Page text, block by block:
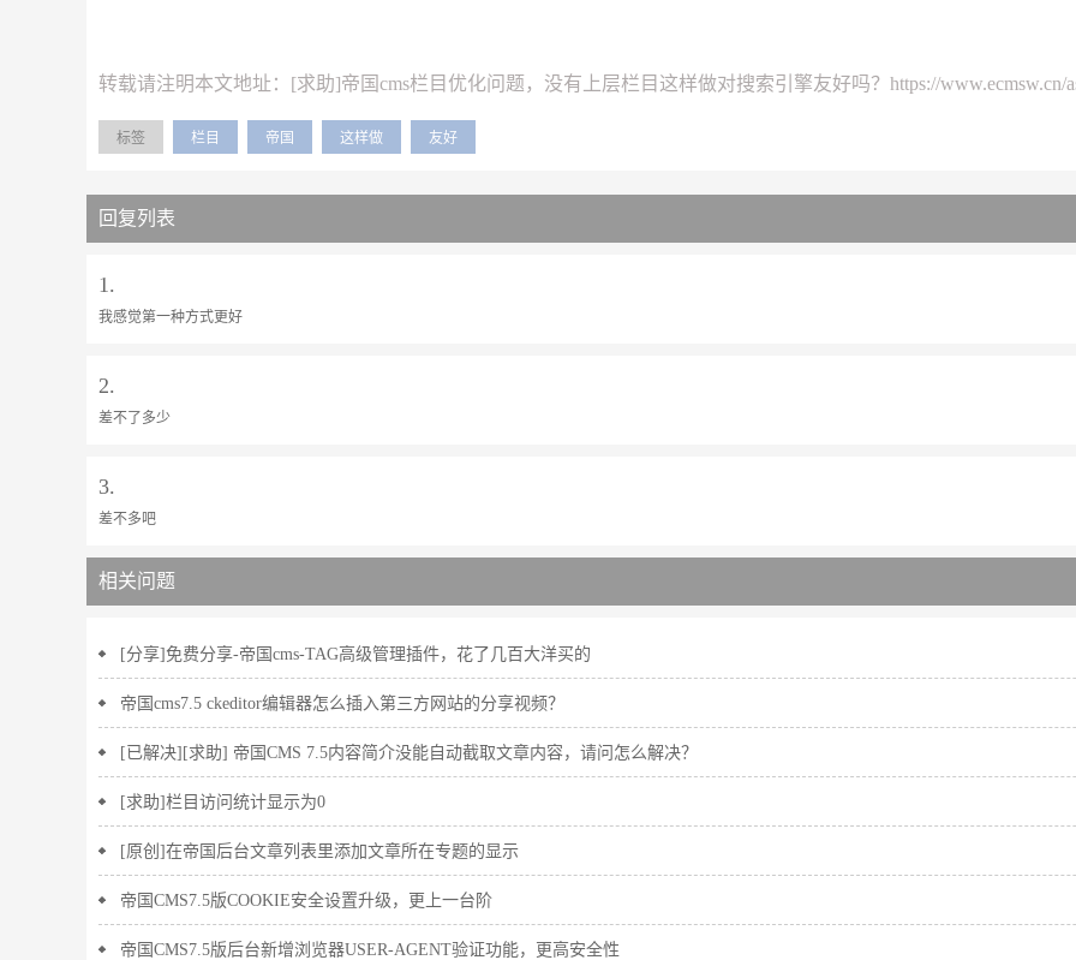
转载请注明本文地址： [求助]帝国cms栏目优化问题，没有上层栏目这样做对搜索引擎友好吗？ https://www.ecmsw.cn/
标签 栏目 帝国 这样做 友好
回复列表
1.
我感觉第一种方式更好
2.
差不了多少
3.
差不多吧
相关问题
[分享]免费分享-帝国cms-TAG高级管理插件，花了几百大洋买的
帝国cms7.5 ckeditor编辑器怎么插入第三方网站的分享视频？
[已解决][求助] 帝国CMS 7.5内容简介没能自动截取文章内容，请问怎么解决？
[求助]栏目访问统计显示为0
[原创]在帝国后台文章列表里添加文章所在专题的显示
帝国CMS7.5版COOKIE安全设置升级，更上一台阶
帝国CMS7.5版后台新增浏览器USER-AGENT验证功能，更高安全性